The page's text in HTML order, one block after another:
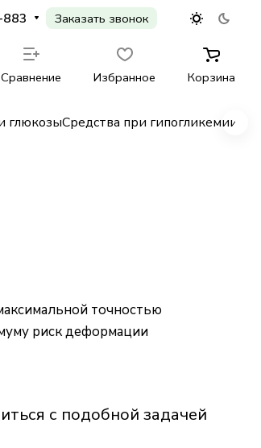
Заказать звонок
Сравнение Избранное Корзина
глюкозыСредства при гипогликемии
точностью
риск деформации
с подобной задачей